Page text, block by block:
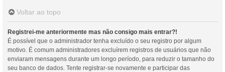
Voltar ao topo
Registrei-me anteriormente mas não consigo mais entrar?!
É possível que o administrador tenha excluído o seu registro por algum
motivo. É comum administradores excluírem registros de usuários que não
enviaram mensagens durante um longo período, para reduzir o tamanho do
seu banco de dados. Tente registrar-se novamente e participar das